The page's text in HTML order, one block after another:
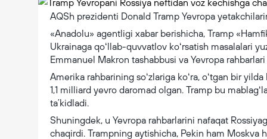
AQSh prezidenti Donald Tramp Yevropa
«Anadolu» agentligi xabar berishicha, Tramp
Ukrainaga qoʻllab-quvvatlov koʻrsatish masalalari
Emmanuel Makron tashabbusi va Yevropa
Amerika rahbarining soʻzlariga koʻra, oʻtgan bir
1,1 milliard yevro daromad olgan. Tramp bu
taʼkidladi.
Shuningdek, u Yevropa rahbarlarini nafaqat
chaqirdi. Trampning aytishicha, Pekin ham Moskva